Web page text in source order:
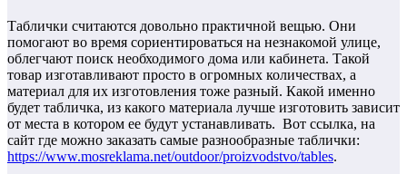
Таблички считаются довольно практичной вещью. Они
помогают во время сориентироваться на незнакомой улице,
облегчают поиск необходимого дома или кабинета. Такой
товар изготавливают просто в огромных количествах, а
материал для их изготовления тоже разный. Какой именно
будет табличка, из какого материала лучше изготовить зависит
от места в котором ее будут устанавливать. Вот ссылка, на
сайт где можно заказать самые разнообразные таблички:
https://www.mosreklama.net/outdoor/proizvodstvo/tables.